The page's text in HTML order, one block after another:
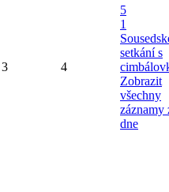
3 4
5
1
setkání s
Zobrazit
všechny
záznamy
dne